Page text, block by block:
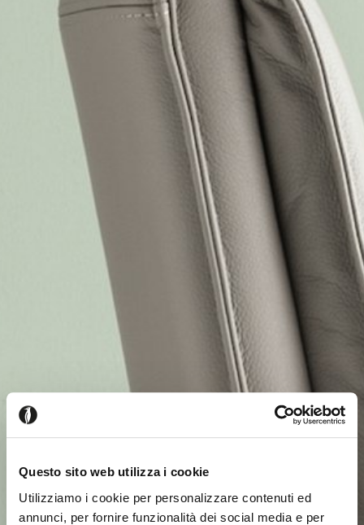
Questo sito web utilizza i cookie
Utilizziamo i cookie per personalizzare contenuti ed
annunci, per fornire funzionalità dei social media e per